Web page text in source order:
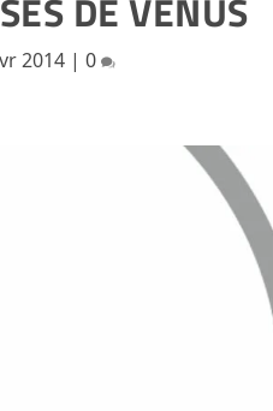
DE VÉNUS
2014| 0